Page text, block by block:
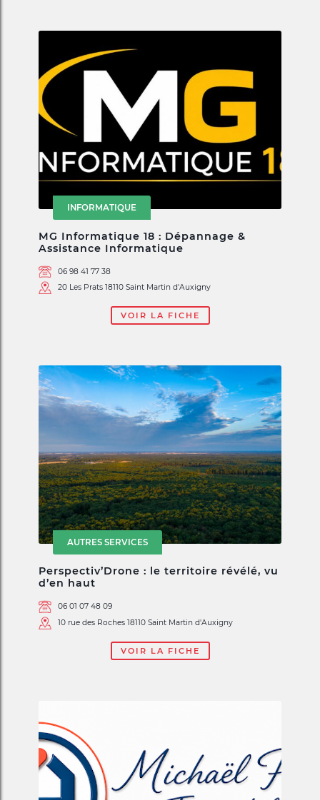
INFORMATIQUE
MG Informatique 18 : Dépannage &
Assistance Informatique
06 98 41 77 38
20 Les Prats 18110 Saint Martin d'Auxigny
VOIR LA FICHE
AUTRES SERVICES
Perspectiv’Drone : le territoire révélé, vu
d’en haut
06 01 07 48 09
10 rue des Roches 18110 Saint Martin d'Auxigny
VOIR LA FICHE